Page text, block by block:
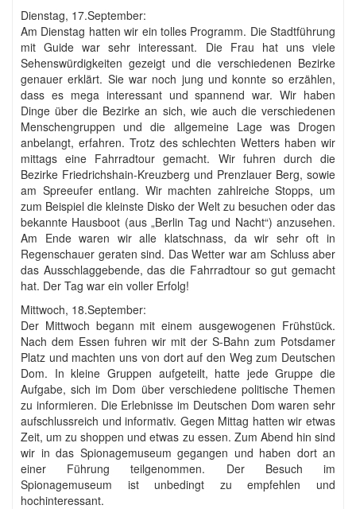
Dienstag, 17.September:
Am Dienstag hatten wir ein tolles Programm. Die Stadtführung
mit Guide war sehr interessant. Die Frau hat uns viele
Sehenswürdigkeiten gezeigt und die verschiedenen Bezirke
genauer erklärt. Sie war noch jung und konnte so erzählen,
dass es mega interessant und spannend war. Wir haben
Dinge über die Bezirke an sich, wie auch die verschiedenen
Menschengruppen und die allgemeine Lage was Drogen
anbelangt, erfahren. Trotz des schlechten Wetters haben wir
mittags eine Fahrradtour gemacht. Wir fuhren durch die
Bezirke Friedrichshain-Kreuzberg und Prenzlauer Berg, sowie
am Spreeufer entlang. Wir machten zahlreiche Stopps, um
zum Beispiel die kleinste Disko der Welt zu besuchen oder das
bekannte Hausboot (aus „Berlin Tag und Nacht“) anzusehen.
Am Ende waren wir alle klatschnass, da wir sehr oft in
Regenschauer geraten sind. Das Wetter war am Schluss aber
das Ausschlaggebende, das die Fahrradtour so gut gemacht
hat. Der Tag war ein voller Erfolg!
Mittwoch, 18.September:
Der Mittwoch begann mit einem ausgewogenen Frühstück.
Nach dem Essen fuhren wir mit der S-Bahn zum Potsdamer
Platz und machten uns von dort auf den Weg zum Deutschen
Dom. In kleine Gruppen aufgeteilt, hatte jede Gruppe die
Aufgabe, sich im Dom über verschiedene politische Themen
zu informieren. Die Erlebnisse im Deutschen Dom waren sehr
aufschlussreich und informativ. Gegen Mittag hatten wir etwas
Zeit, um zu shoppen und etwas zu essen. Zum Abend hin sind
wir in das Spionagemuseum gegangen und haben dort an
einer Führung teilgenommen. Der Besuch im
Spionagemuseum ist unbedingt zu empfehlen und
hochinteressant.